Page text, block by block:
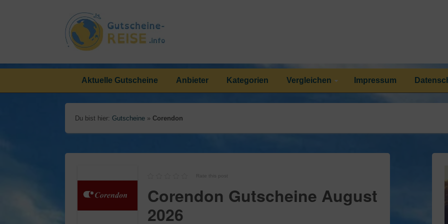
Aktuelle Gutscheine Anbieter Kategorien Vergleichen Impressum
Du bist hier: Gutscheine » Corendon
Rate this post
Corendon Gutscheine August
2026